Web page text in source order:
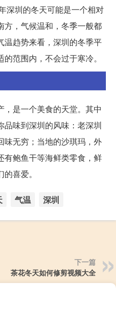
深圳的冬天可能是一个相对
方，气候温和，冬季一般都
温趋势来看，深圳的冬季平
范围内，不会过于寒冷。
是一个美食的天堂。其中
品味到深圳的风味：老深圳
味无穷；当地的沙琪玛，外
有鲍鱼干等海鲜类零食，鲜
喜爱。
气温 深圳
下一篇
茶花冬天如何修剪视频大全